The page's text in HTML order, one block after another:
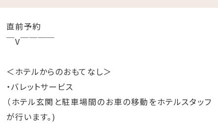
直前予約
￣V￣￣￣￣
＜ホテルからのおもてなし＞
・バレットサービス
（ホテル玄関と駐車場間のお車の移動をホテルスタッフ
が行います。)